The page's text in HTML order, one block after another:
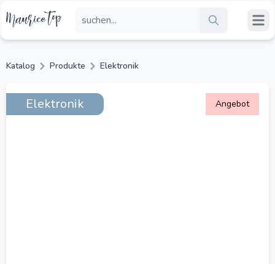
Katalog Produkte Elektronik
Elektronik Angebot